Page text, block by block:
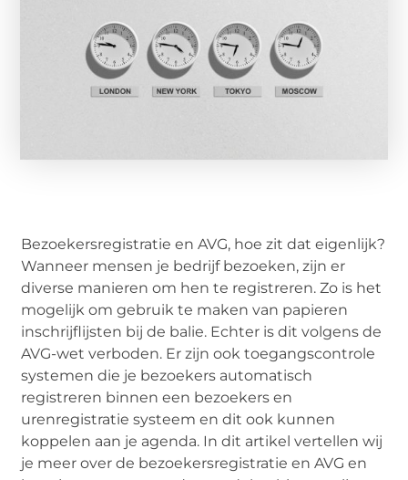
Bezoekersregistratie en AVG, hoe zit dat eigenlijk?
Wanneer mensen je bedrijf bezoeken, zijn er
diverse manieren om hen te registreren. Zo is het
mogelijk om gebruik te maken van papieren
inschrijflijsten bij de balie. Echter is dit volgens de
AVG-wet verboden. Er zijn ook toegangscontrole
systemen die je bezoekers automatisch
registreren binnen een bezoekers en
urenregistratie systeem en dit ook kunnen
koppelen aan je agenda. In dit artikel vertellen wij
je meer over de bezoekersregistratie en AVG en